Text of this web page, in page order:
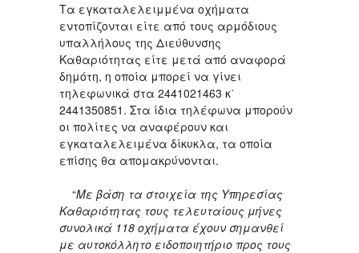
Τα εγκαταλελειμμένα οχήματα
εντοπίζονται είτε από τους αρμόδιους
υπαλλήλους της Διεύθυνσης
Καθαριότητας είτε μετά από αναφορά
δημότη, η οποία μπορεί να γίνει
τηλεφωνικά στα 2441021463 κ΄
2441350851. Στα ίδια τηλέφωνα μπορούν
οι πολίτες να αναφέρουν και
εγκαταλελειμένα δίκυκλα, τα οποία
επίσης θα απομακρύνονται.
“Με βάση τα στοιχεία της Υπηρεσίας
Καθαριότητας τους τελευταίους μήνες
συνολικά 118 οχήματα έχουν σημανθεί
με αυτοκόλλητο ειδοποιητήριο προς τους